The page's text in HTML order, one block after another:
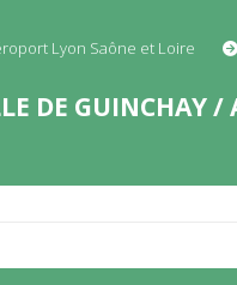
Lyon Saône et Loire
DE GUINCHAY